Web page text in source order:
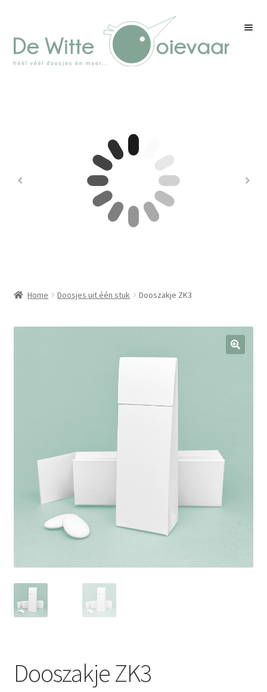
Over drukwerk
Home Doosjes uit één stuk Dooszakje ZK3
Dooszakje ZK3